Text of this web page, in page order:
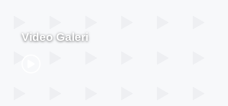
Video Galeri